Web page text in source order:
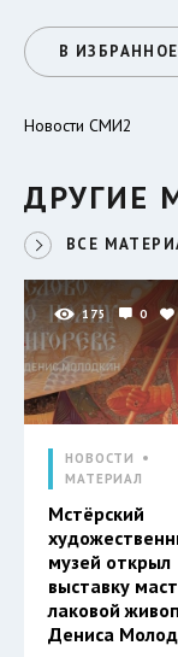
В ИЗБРАННОЕ
Новости СМИ2
ДРУГИЕ
ВСЕ
175 0
НОВОСТИ
МАТЕРИАЛ
Мстёрский
музей открыл
выставку
лаковой
Дениса